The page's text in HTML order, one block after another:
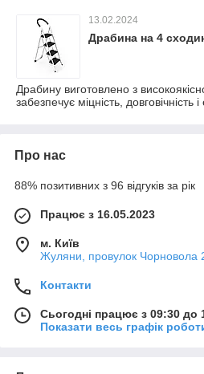
13.02.2024
Драбина на 4
Драбину виготовлено з
забезпечує міцність, довговічність і
Про нас
88% позитивних з 96 відгуків за рік
Працює з 16.05.2023
м. Київ
Жуляни, провулок Чорновола
Контакти
Сьогодні працює з 09:30 до
Показати весь графік